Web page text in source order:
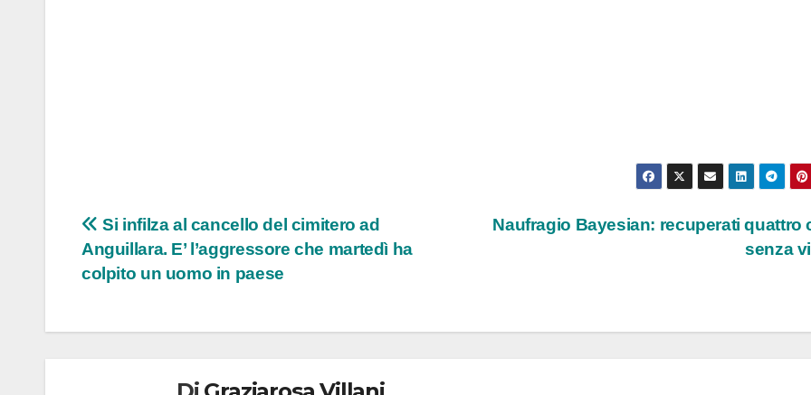
Navigazione
articoli
Naufragio Bayesian: recuperati quattro
senza
Si infilza al cancello del cimitero ad
Anguillara. E’ l’aggressore che martedì ha
colpito un uomo in paese